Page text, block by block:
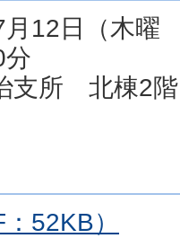
12日（木曜
支所 北棟2階
52KB）